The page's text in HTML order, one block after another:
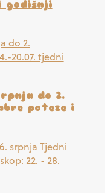
do 2.
poteze i